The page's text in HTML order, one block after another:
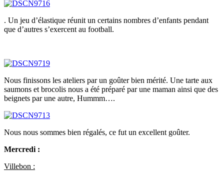
. Un jeu d’élastique réunit un certains nombres d’enfants pendant
que d’autres s’exercent au football.
Nous finissons les ateliers par un goûter bien mérité. Une tarte aux
saumons et brocolis nous a été préparé par une maman ainsi que des
beignets par une autre, Hummm….
Nous nous sommes bien régalés, ce fut un excellent goûter.
Mercredi :
Villebon :